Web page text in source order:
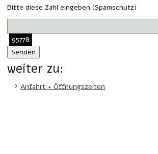
Bitte diese Zahl eingeben (Spamschutz)
95778
weiter zu:
Anfahrt + Öffnungszeiten